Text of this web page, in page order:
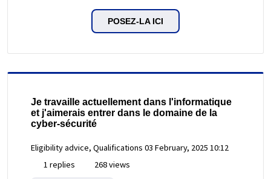
POSEZ-LA ICI
Je travaille actuellement dans l'informatique
et j'aimerais entrer dans le domaine de la
cyber-sécurité
Eligibility advice, Qualifications 03 February, 2025 10:12
1 replies
268 views